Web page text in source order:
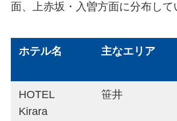
面、上赤坂・入曽方面に分布して
ホテル名 主なエリア
HOTEL
Kirara
笹井